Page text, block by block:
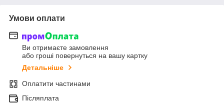
Умови оплати
Ви отримаєте замовлення
або гроші повернуться на вашу картку
Детальніше
Оплатити частинами
Післяплата